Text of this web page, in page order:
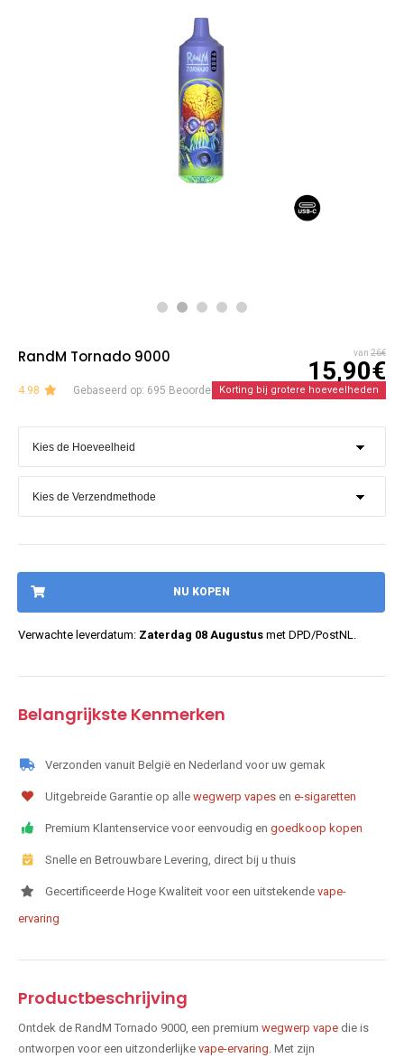
RandM Tornado 9000 van 26€
15,90€
4.98 Gebaseerd op: 695 BeoordelingenKorting bij grotere hoeveelheden
NU KOPEN
Verwachte leverdatum: Zaterdag 08 Augustus met DPD/PostNL.
Belangrijkste Kenmerken
Verzonden vanuit België en Nederland voor uw gemak
Uitgebreide Garantie op alle wegwerp vapes en e-sigaretten
Premium Klantenservice voor eenvoudig en goedkoop kopen
Snelle en Betrouwbare Levering, direct bij u thuis
Gecertificeerde Hoge Kwaliteit voor een uitstekende vape-
ervaring
Productbeschrijving
Ontdek de RandM Tornado 9000, een premium wegwerp vape die is
ontworpen voor een uitzonderlijke vape-ervaring . Met zijn